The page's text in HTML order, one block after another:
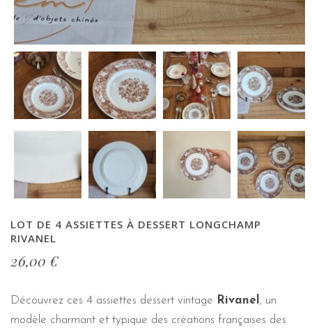
LOT DE 4 ASSIETTES À DESSERT LONGCHAMP
RIVANEL
26,00 €
Découvrez ces 4 assiettes dessert vintage Rivanel , un
modèle charmant et typique des créations françaises des